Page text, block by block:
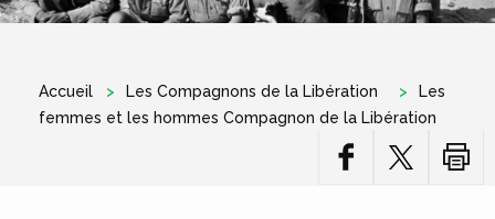
Accueil Les Compagnons de la Libération
Les
femmes et les hommes Compagnon de la Libération